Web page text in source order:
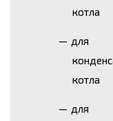
котла
для
котла
для